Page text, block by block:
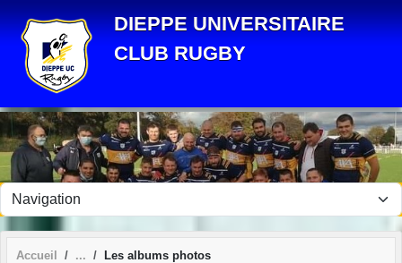
DIEPPE UNIVERSITAIRE
CLUB RUGBY
Accueil Les albums photos